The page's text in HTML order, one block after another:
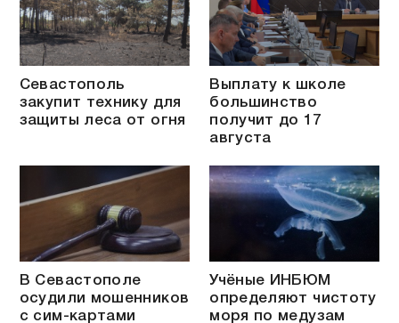
Севастополь
закупит технику для
защиты леса от огня
Выплату к школе
большинство
получит до 17
августа
В Севастополе
осудили мошенников
с сим-картами
Учёные ИНБЮМ
определяют чистоту
моря по медузам